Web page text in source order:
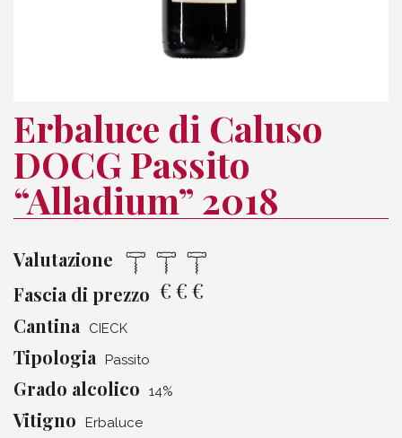
Erbaluce di Caluso
DOCG Passito
“Alladium” 2018
Valutazione
Fascia di prezzo €€€
Cantina CIECK
Tipologia Passito
Grado alcolico 14%
Vitigno Erbaluce